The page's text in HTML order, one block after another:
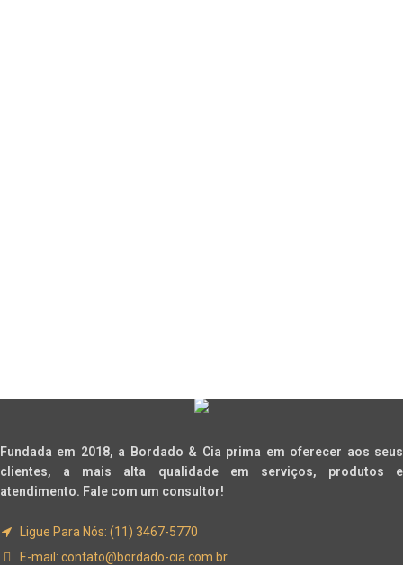
Fundada em 2018, a Bordado & Cia prima em oferecer aos seus
clientes, a mais alta qualidade em serviços, produtos e
atendimento. Fale com um consultor!
Ligue Para Nós: (11) 3467-5770
E-mail: contato@bordado-cia.com.br